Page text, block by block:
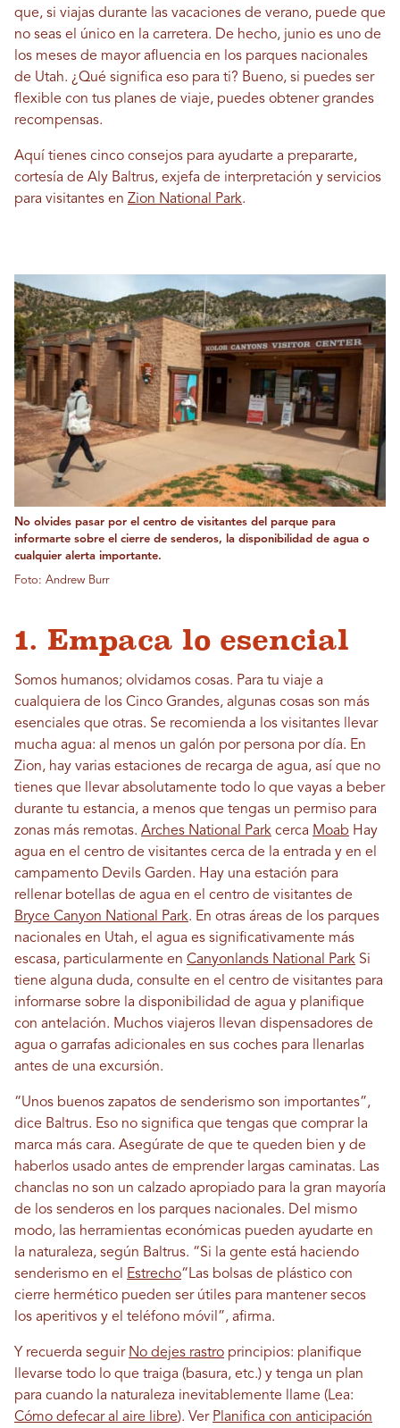
que, si viajas durante las vacaciones de verano, puede que
no seas el único en la carretera. De hecho, junio es uno de
los meses de mayor afluencia en los parques nacionales
de Utah. ¿Qué significa eso para ti? Bueno, si puedes ser
flexible con tus planes de viaje, puedes obtener grandes
recompensas.
Aquí tienes cinco consejos para ayudarte a prepararte,
cortesía de Aly Baltrus, exjefa de interpretación y servicios
para visitantes en Zion National Park.
No olvides pasar por el centro de visitantes del parque para
informarte sobre el cierre de senderos, la disponibilidad de agua o
cualquier alerta importante.
Foto: Andrew Burr
1. Empaca lo esencial
Somos humanos; olvidamos cosas. Para tu viaje a
cualquiera de los Cinco Grandes, algunas cosas son más
esenciales que otras. Se recomienda a los visitantes llevar
mucha agua: al menos un galón por persona por día. En
Zion, hay varias estaciones de recarga de agua, así que no
tienes que llevar absolutamente todo lo que vayas a beber
durante tu estancia, a menos que tengas un permiso para
zonas más remotas. Arches National Park cerca Moab Hay
agua en el centro de visitantes cerca de la entrada y en el
campamento Devils Garden. Hay una estación para
rellenar botellas de agua en el centro de visitantes de
Bryce Canyon National Park. En otras áreas de los parques
nacionales en Utah, el agua es significativamente más
escasa, particularmente en Canyonlands National Park Si
tiene alguna duda, consulte en el centro de visitantes para
informarse sobre la disponibilidad de agua y planifique
con antelación. Muchos viajeros llevan dispensadores de
agua o garrafas adicionales en sus coches para llenarlas
antes de una excursión.
“Unos buenos zapatos de senderismo son importantes”,
dice Baltrus. Eso no significa que tengas que comprar la
marca más cara. Asegúrate de que te queden bien y de
haberlos usado antes de emprender largas caminatas. Las
chanclas no son un calzado apropiado para la gran mayoría
de los senderos en los parques nacionales. Del mismo
modo, las herramientas económicas pueden ayudarte en
la naturaleza, según Baltrus. “Si la gente está haciendo
senderismo en el Estrecho“Las bolsas de plástico con
cierre hermético pueden ser útiles para mantener secos
los aperitivos y el teléfono móvil”, afirma.
Y recuerda seguir No dejes rastro principios: planifique
llevarse todo lo que traiga (basura, etc.) y tenga un plan
para cuando la naturaleza inevitablemente llame (Lea:
Cómo defecar al aire libre). Ver Planifica con anticipación